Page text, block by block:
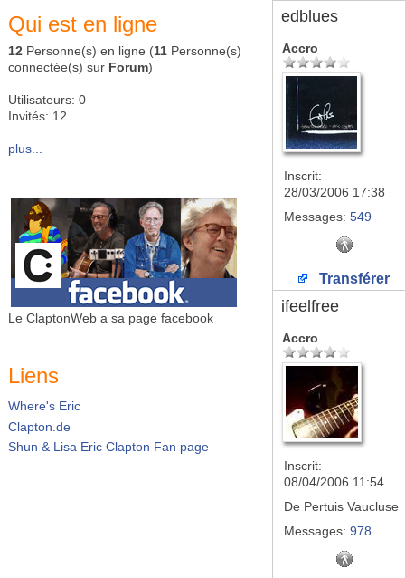
Qui est en ligne
12 Personne(s) en ligne (11 Personne(s)
connectée(s) sur Forum)
Utilisateurs: 0
Invités: 12
plus...
Le ClaptonWeb a sa page facebook
Liens
Where's Eric
Clapton.de
Shun & Lisa Eric Clapton Fan page
edblues
Accro
Inscrit:
28/03/2006 17:38
Messages: 549
Transférer
ifeelfree
Accro
Inscrit:
08/04/2006 11:54
De Pertuis Vaucluse
Messages: 978